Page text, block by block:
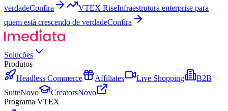
verdadeConfira VTEX RiseInfraestrutura enterprise para
quem está crescendo de verdadeConfira
Soluções
Produtos
Headless Commerce
Affiliates Live Shopping
B2B
SuiteNovo CreatorsNovo
Programa VTEX